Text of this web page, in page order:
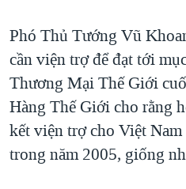
THƯỢNG ĐỈNH TRUMP-KIM
TRỊNH VĨNH BÌNH VS.
NGƯ DÂN VIỆT VÀ LÀN
BÊN KIA QUỐC LỘ: TIẾNG
QUAN HỆ VIỆT MỸ
Phó Thủ Tướng Vũ
cần viện trợ để đạt tới
Thương Mại Thế Giới
Hàng Thế Giới cho rằng
kết viện trợ cho Việt
trong năm 2005, giống